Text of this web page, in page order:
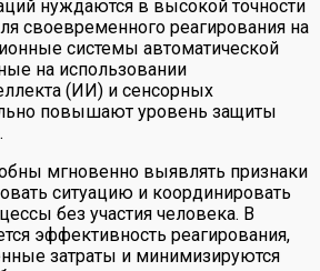
нуждаются в высокой точности
своевременного реагирования на
системы автоматической
на использовании
(ИИ) и сенсорных
повышают уровень защиты
мгновенно выявлять признаки
ситуацию и координировать
без участия человека. В
эффективность реагирования,
затраты и минимизируются